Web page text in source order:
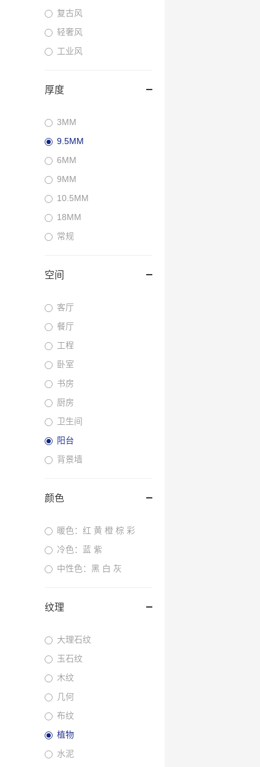
复古风
轻奢风
工业风
厚度
3MM
9.5MM
6MM
9MM
10.5MM
18MM
常规
空间
客厅
餐厅
工程
卧室
书房
厨房
卫生间
阳台
背景墙
颜色
暖色：红 黄 橙 棕 彩
冷色：蓝 紫
中性色：黑 白 灰
纹理
大理石纹
玉石纹
木纹
几何
布纹
植物
水泥